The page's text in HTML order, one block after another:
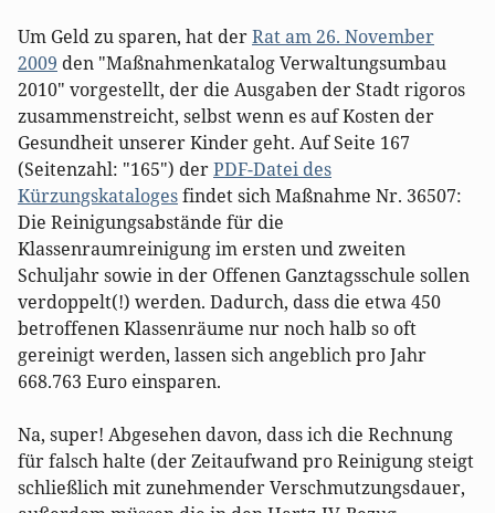
Um Geld zu sparen, hat derRat am 26. November
2009 den "Maßnahmenkatalog Verwaltungsumbau
2010" vorgestellt, der die Ausgaben der Stadt rigoros
zusammenstreicht, selbst wenn es auf Kosten der
Gesundheit unserer Kinder geht. Auf Seite 167
(Seitenzahl: "165") derPDF-Datei des
Kürzungskatalogesfindet sich Maßnahme Nr. 36507:
Die Reinigungsabstände für die
Klassenraumreinigung im ersten und zweiten
Schuljahr sowie in der Offenen Ganztagsschule sollen
verdoppelt(!) werden. Dadurch, dass die etwa 450
betroffenen Klassenräume nur noch halb so oft
gereinigt werden, lassen sich angeblich pro Jahr
668.763 Euro einsparen.
Na, super! Abgesehen davon, dass ich die Rechnung
für falsch halte (der Zeitaufwand pro Reinigung steigt
schließlich mit zunehmender Verschmutzungsdauer,